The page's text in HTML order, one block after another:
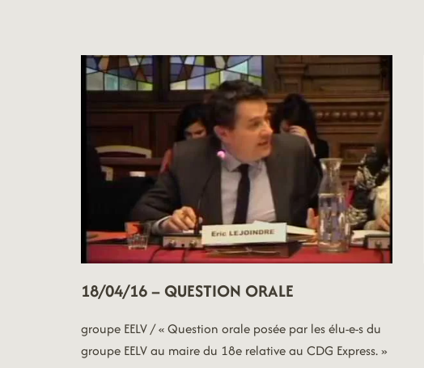
18/04/16 – QUESTION ORALE
groupe EELV / « Question orale posée par les élu-e-s du
groupe EELV au maire du 18e relative au CDG Express. »